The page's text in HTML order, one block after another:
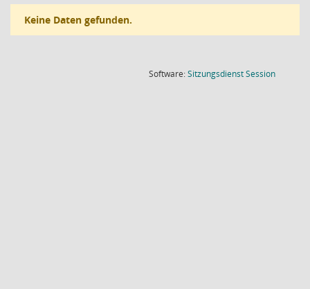
Keine Daten gefunden.
Software:SitzungsdienstSession(Wird in